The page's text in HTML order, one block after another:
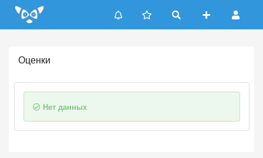
Update cookies preferences
Оценки
Нет данных